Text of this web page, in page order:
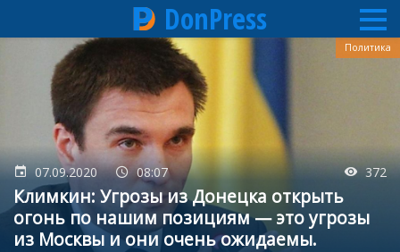
основному
содержанию
DonPress
07.09.2020 08:07 372
Климкин: Угрозы из Донецка открыть
огонь по нашим позициям — это угрозы
из Москвы и они очень ожидаемы.
Политика